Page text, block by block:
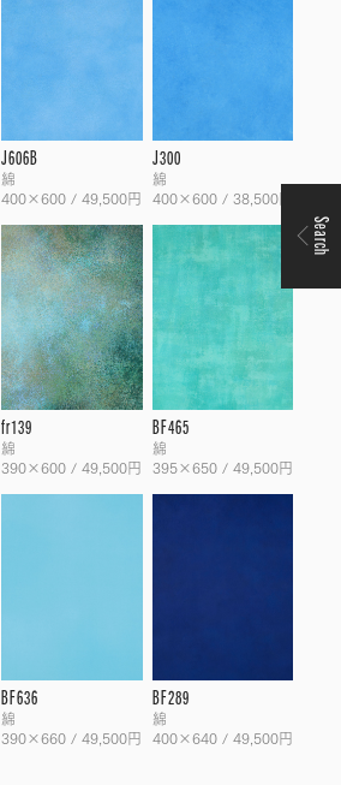
J606B
綿
400×600 / 49,500円
J300
綿
400×600 / 38,500円
fr139
綿
390×600 / 49,500円
BF465
綿
395×650 / 49,500円
BF636
綿
390×660 / 49,500円
BF289
綿
400×640 / 49,500円
Search